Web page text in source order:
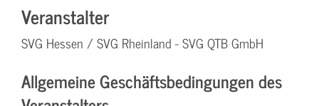
Veranstalter
SVG Hessen / SVG Rheinland - SVG QTB GmbH
Allgemeine Geschäftsbedingungen des